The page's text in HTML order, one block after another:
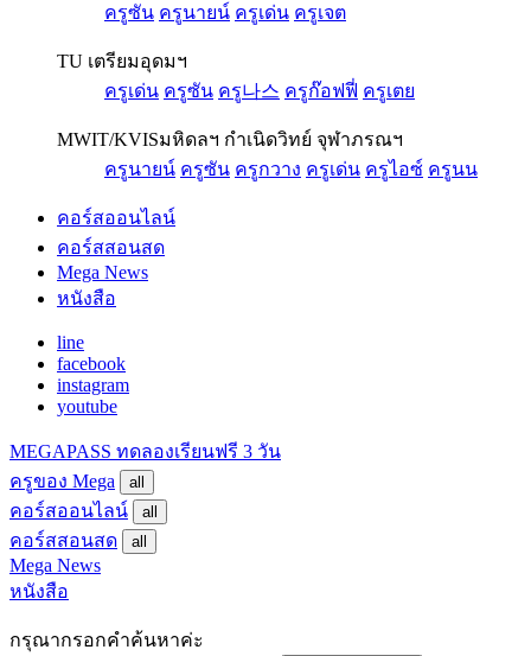
ครูซัน ครูนายน์ ครูเด่น ครูเจต
TU เตรียมอุดมฯ
ครูเด่น ครูซัน ครู나스 ครูก๊อฟฟี่ ครูเตย
MWIT/KVISมหิดลฯ กำเนิดวิทย์ จุฬาภรณฯ
ครูนายน์ ครูซัน ครูกวาง ครูเด่น ครูไอซ์ ครูนน
คอร์สออนไลน์
คอร์สสอนสด
Mega News
หนังสือ
line
facebook
instagram
youtube
MEGAPASS ทดลองเรียนฟรี 3 วัน
ครูของ Mega
all
คอร์สออนไลน์ all
คอร์สสอนสด all
Mega News
หนังสือ
กรุณากรอกคำค้นหาค่ะ